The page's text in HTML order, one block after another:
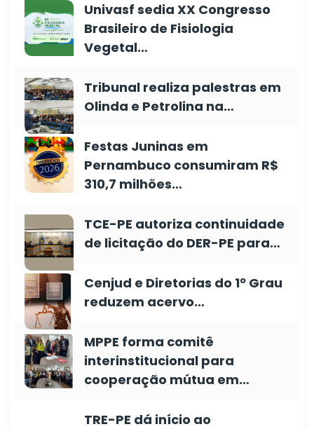
Univasf sedia XX Congresso
Brasileiro de Fisiologia
Vegetal…
Tribunal realiza palestras em
Olinda e Petrolina na…
Festas Juninas em
Pernambuco consumiram R$
310,7 milhões…
TCE-PE autoriza continuidade
de licitação do DER-PE para…
Cenjud e Diretorias do 1º Grau
reduzem acervo…
MPPE forma comitê
interinstitucional para
cooperação mútua em…
TRE-PE dá início ao